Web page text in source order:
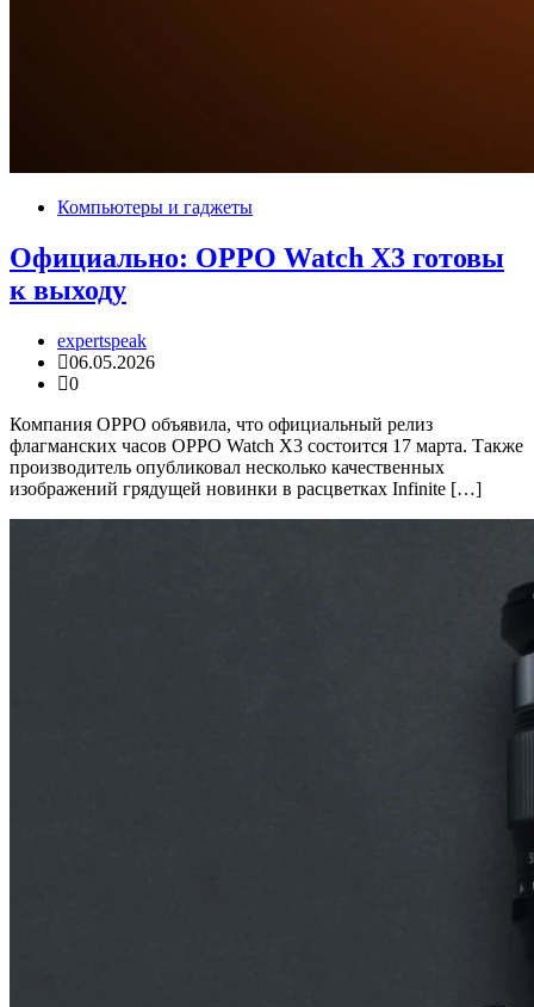
Компьютеры и гаджеты
Официально: OPPO Watch X3 готовы
к выходу
expertspeak
06.05.2026
0
Компания OPPO объявила, что официальный релиз
флагманских часов OPPO Watch X3 состоится 17 марта. Также
производитель опубликовал несколько качественных
изображений грядущей новинки в расцветках Infinite […]